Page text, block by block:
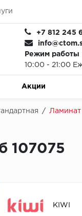
+7 812 245
Режим работы
10:00 - 21:00
Акции
/ Ламинат
107075
KIWI